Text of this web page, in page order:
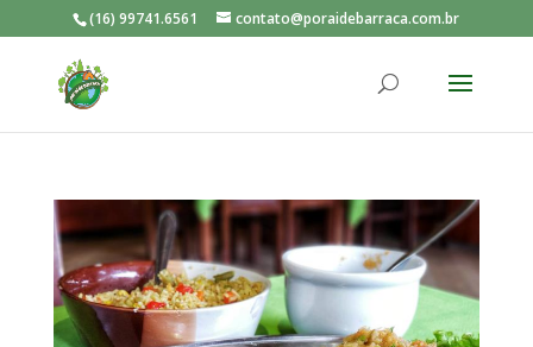
(16) 99741.6561 contato@poraidebarraca.com.br